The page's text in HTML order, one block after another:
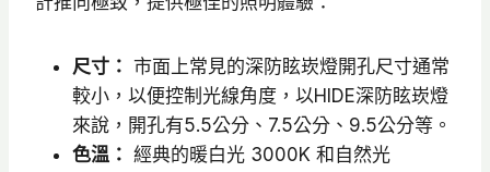
尺寸： 市面上常見的深防眩崁燈開孔尺寸通常
較小，以便控制光線角度，以HIDE深防眩崁燈
來說，開孔有5.5公分、7.5公分、9.5公分等。
色溫： 經典的暖白光 3000K 和自然光